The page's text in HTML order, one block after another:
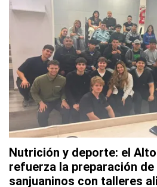
Nutrición y deporte: el
refuerza la preparación
sanjuaninos con talleres